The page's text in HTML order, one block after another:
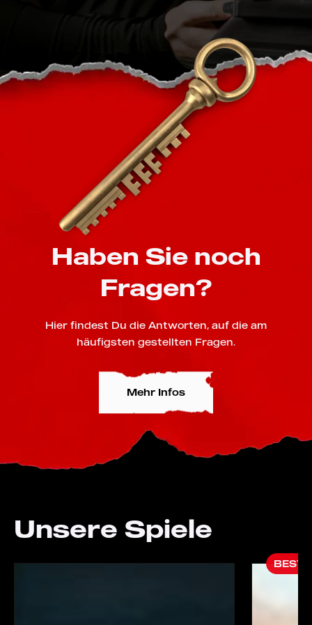
Haben Sie noch
Fragen?
Hier findest Du die Antworten, auf die am
häufigsten gestellten Fragen.
Mehr Infos
Unsere Spiele